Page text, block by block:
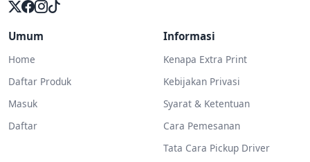
Umum
Home
Daftar Produk
Masuk
Daftar
Informasi
Kenapa Extra Print
Kebijakan Privasi
Syarat & Ketentuan
Cara Pemesanan
Tata Cara Pickup Driver